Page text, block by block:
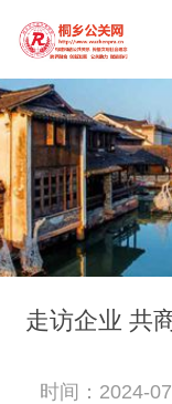
走访企业 共
时间：2024-